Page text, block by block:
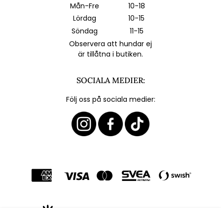
Mån-Fre
10-18
Lördag
10-15
Söndag
11-15
Observera att hundar ej
är tillåtna i butiken.
SOCIALA MEDIER:
Följ oss på sociala medier: